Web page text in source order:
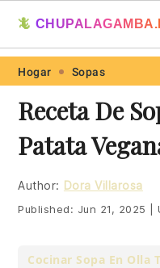
Skip
primary
navigation
Skip
main
content
Skip
primary
sidebar
Skip
footer
🦎
Hogar Sopas
Receta De
Patata
Author: Dora Villarosa
Published: Jun 21, 2025
Cocinar Sopa En Olla